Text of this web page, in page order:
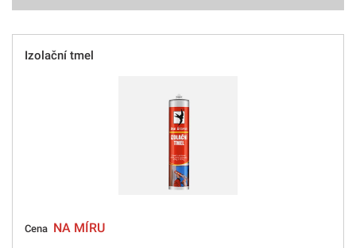
Izolační tmel
Cena NA MÍRU